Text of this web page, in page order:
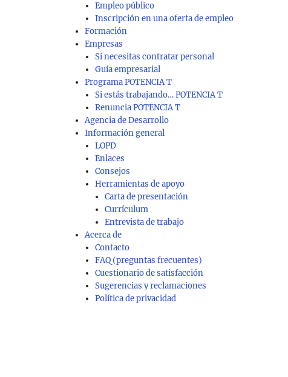
Empleo público
Inscripción en una oferta de empleo
Formación
Empresas
Si necesitas contratar personal
Guía empresarial
Programa POTENCIA T
Si estás trabajando… POTENCIA T
Renuncia POTENCIA T
Agencia de Desarrollo
Información general
LOPD
Enlaces
Consejos
Herramientas de apoyo
Carta de presentación
Currículum
Entrevista de trabajo
Acerca de
Contacto
FAQ (preguntas frecuentes)
Cuestionario de satisfacción
Sugerencias y reclamaciones
Política de privacidad